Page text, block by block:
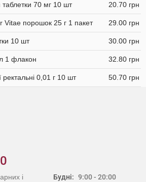
70 мг 10 шт 20.70 грн
Vitae порошок 25 г 1 пакет 29.00 грн
10 шт 30.00 грн
1 флакон 32.80 грн
ректальні 0,01 г 10 шт 50.70 грн
Будні: 9:00 - 20:00
і